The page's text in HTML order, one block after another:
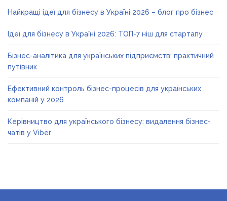
Найкращі ідеї для бізнесу в Україні 2026 – блог про бізнес
Ідеї для бізнесу в Україні 2026: ТОП-7 ніш для стартапу
Бізнес-аналітика для українських підприємств: практичний
путівник
Ефективний контроль бізнес-процесів для українських
компаній у 2026
Керівництво для українського бізнесу: видалення бізнес-
чатів у Viber